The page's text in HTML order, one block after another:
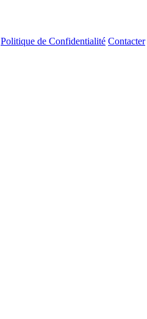
Politique de Confidentialité Contacter